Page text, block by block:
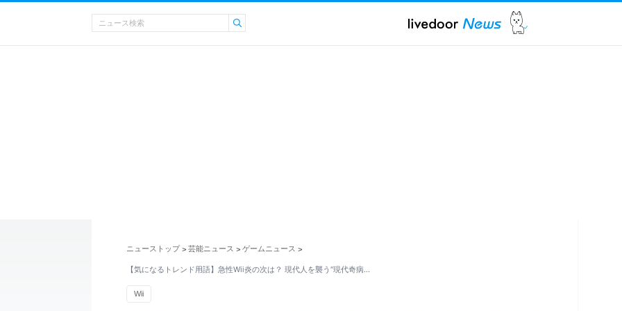
ニューストップ > 芸能ニュース > ゲームニュース >
【気になるトレンド用語】急性Wii炎の次は？ 現代人を襲う″現代奇病…
Wii